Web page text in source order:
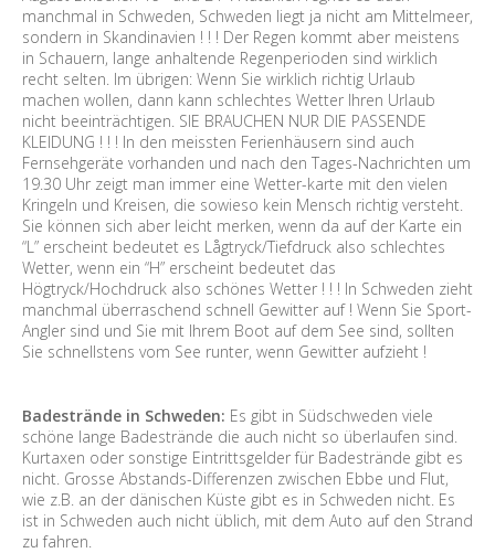
manchmal in Schweden, Schweden liegt ja nicht am Mittelmeer,
sondern in Skandinavien ! ! ! Der Regen kommt aber meistens
in Schauern, lange anhaltende Regenperioden sind wirklich
recht selten. Im übrigen: Wenn Sie wirklich richtig Urlaub
machen wollen, dann kann schlechtes Wetter Ihren Urlaub
nicht beeinträchtigen. SIE BRAUCHEN NUR DIE PASSENDE
KLEIDUNG ! ! ! In den meissten Ferienhäusern sind auch
Fernsehgeräte vorhanden und nach den Tages-Nachrichten um
19.30 Uhr zeigt man immer eine Wetter-karte mit den vielen
Kringeln und Kreisen, die sowieso kein Mensch richtig versteht.
Sie können sich aber leicht merken, wenn da auf der Karte ein
“L” erscheint bedeutet es Lågtryck/Tiefdruck also schlechtes
Wetter, wenn ein “H” erscheint bedeutet das
Högtryck/Hochdruck also schönes Wetter ! ! ! In Schweden zieht
manchmal überraschend schnell Gewitter auf ! Wenn Sie Sport-
Angler sind und Sie mit Ihrem Boot auf dem See sind, sollten
Sie schnellstens vom See runter, wenn Gewitter aufzieht !
Badestrände in Schweden: Es gibt in Südschweden viele
schöne lange Badestrände die auch nicht so überlaufen sind.
Kurtaxen oder sonstige Eintrittsgelder für Badestrände gibt es
nicht. Grosse Abstands-Differenzen zwischen Ebbe und Flut,
wie z.B. an der dänischen Küste gibt es in Schweden nicht. Es
ist in Schweden auch nicht üblich, mit dem Auto auf den Strand
zu fahren.